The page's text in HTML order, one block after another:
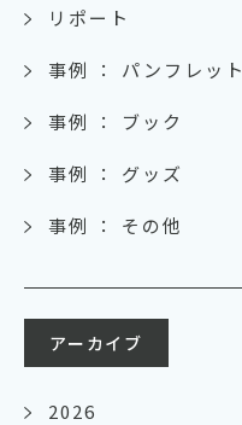
リポート
事例 ： パンフレット
事例 ： ブック
事例 ： グッズ
事例 ： その他
アーカイブ
2026